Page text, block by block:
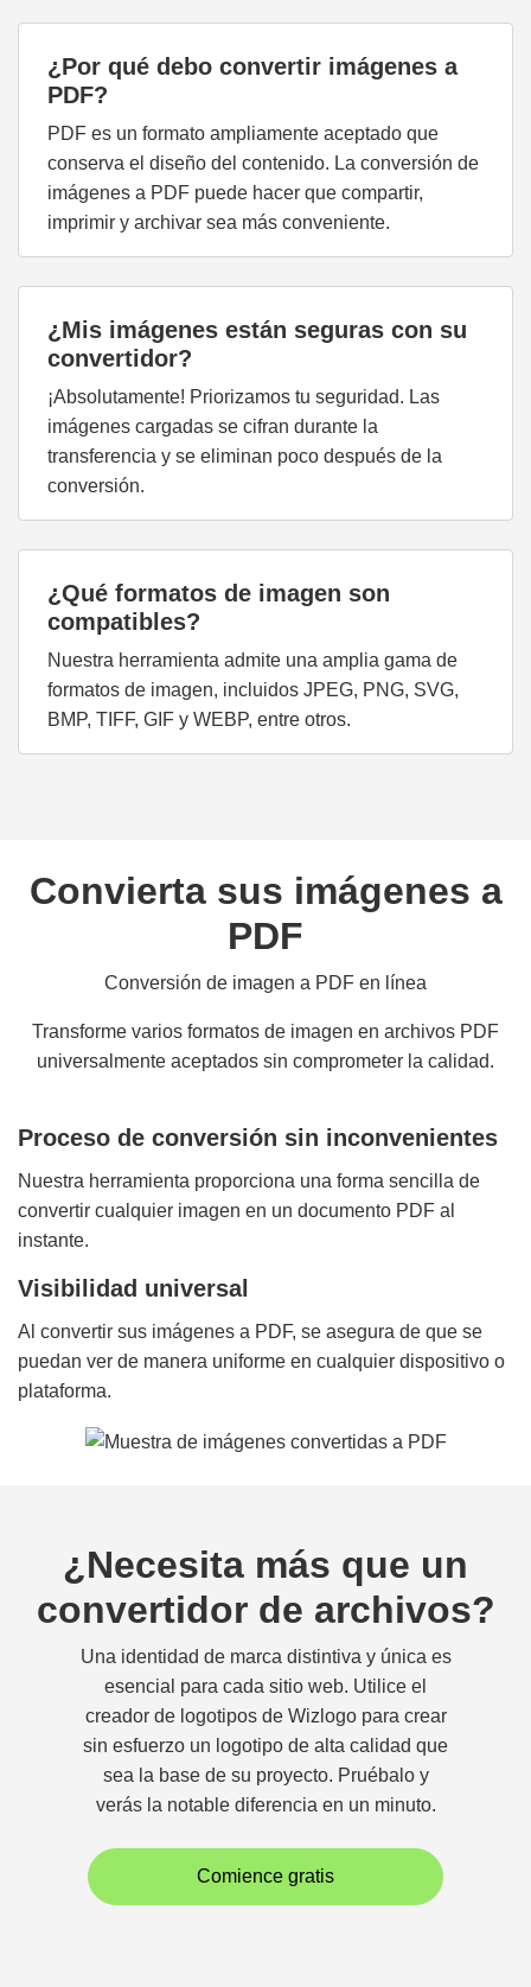
¿Por qué debo convertir imágenes a
PDF?
PDF es un formato ampliamente aceptado que
conserva el diseño del contenido. La conversión de
imágenes a PDF puede hacer que compartir,
imprimir y archivar sea más conveniente.
¿Mis imágenes están seguras con su
convertidor?
¡Absolutamente! Priorizamos tu seguridad. Las
imágenes cargadas se cifran durante la
transferencia y se eliminan poco después de la
conversión.
¿Qué formatos de imagen son
compatibles?
Nuestra herramienta admite una amplia gama de
formatos de imagen, incluidos JPEG, PNG, SVG,
BMP, TIFF, GIF y WEBP, entre otros.
Convierta sus imágenes a
PDF
Conversión de imagen a PDF en línea
Transforme varios formatos de imagen en archivos PDF
universalmente aceptados sin comprometer la calidad.
Proceso de conversión sin inconvenientes
Nuestra herramienta proporciona una forma sencilla de
convertir cualquier imagen en un documento PDF al
instante.
Visibilidad universal
Al convertir sus imágenes a PDF, se asegura de que se
puedan ver de manera uniforme en cualquier dispositivo o
plataforma.
¿Necesita más que un
convertidor de archivos?
Una identidad de marca distintiva y única es
esencial para cada sitio web. Utilice el
creador de logotipos de Wizlogo para crear
sin esfuerzo un logotipo de alta calidad que
sea la base de su proyecto. Pruébalo y
verás la notable diferencia en un minuto.
Comience gratis